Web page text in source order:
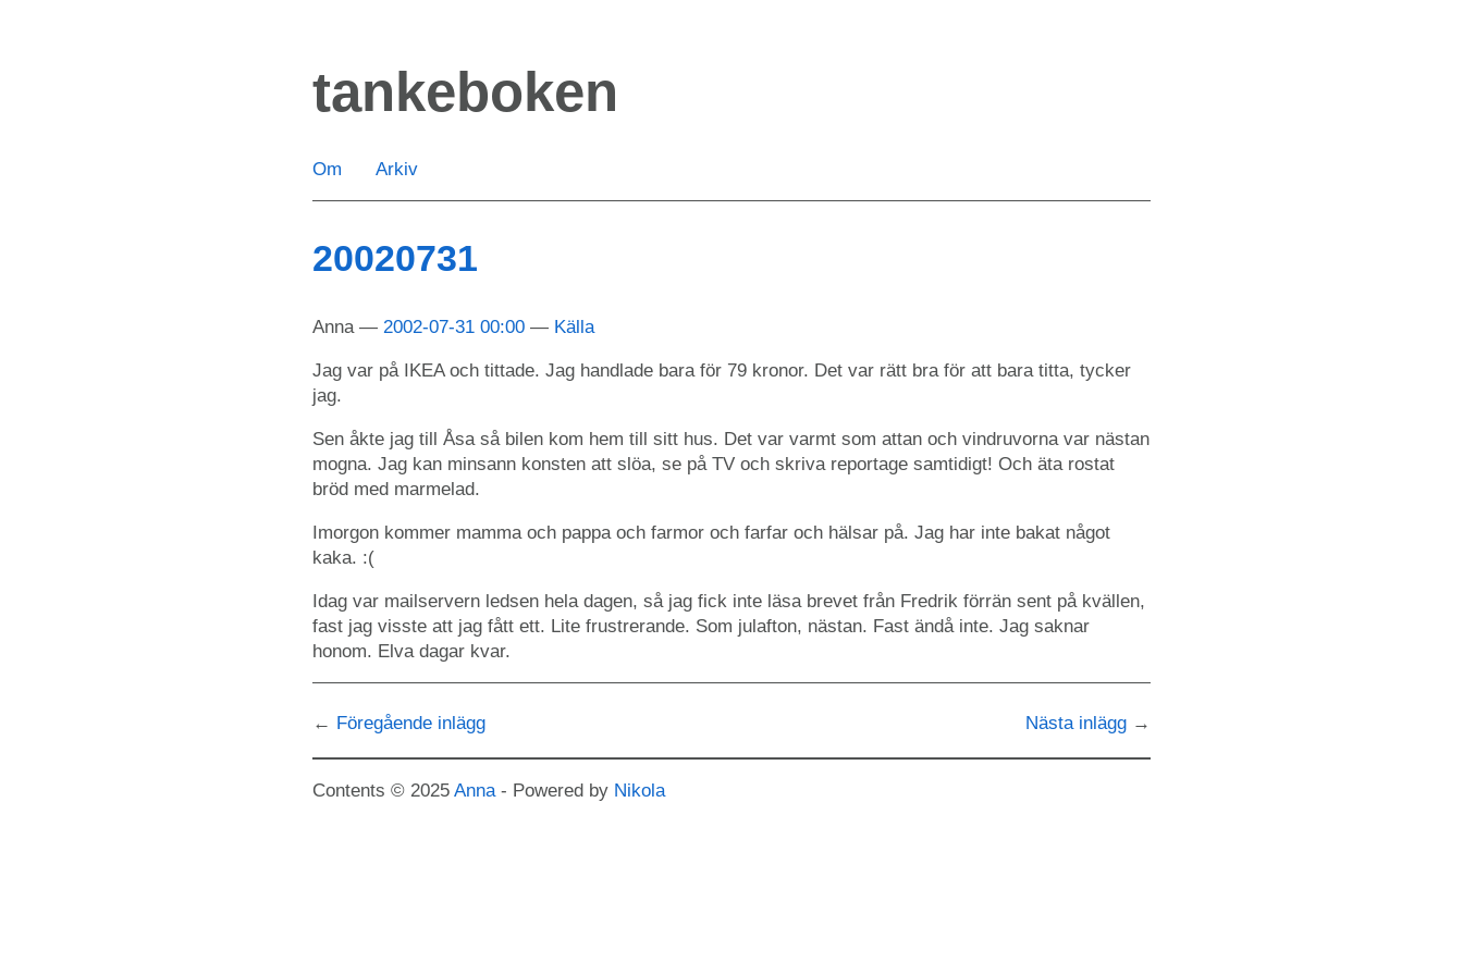
tankeboken
Om Arkiv
20020731
Anna 2002-07-31 00:00 Källa
Jag var på IKEA och tittade. Jag handlade bara för 79 kronor. Det var rätt bra för att bara titta, tycker
jag.
Sen åkte jag till Åsa så bilen kom hem till sitt hus. Det var varmt som attan och vindruvorna var nästan
mogna. Jag kan minsann konsten att slöa, se på TV och skriva reportage samtidigt! Och äta rostat
bröd med marmelad.
Imorgon kommer mamma och pappa och farmor och farfar och hälsar på. Jag har inte bakat något
kaka. :(
Idag var mailservern ledsen hela dagen, så jag fick inte läsa brevet från Fredrik förrän sent på kvällen,
fast jag visste att jag fått ett. Lite frustrerande. Som julafton, nästan. Fast ändå inte. Jag saknar
honom. Elva dagar kvar.
Föregående inlägg Nästa inlägg
Contents © 2025 Anna - Powered by Nikola